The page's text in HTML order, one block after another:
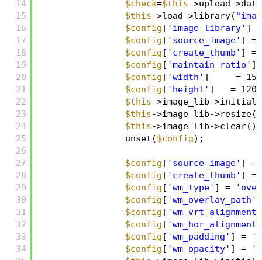
14
15
16
17
18
19
20
21
22
23
24
25
26
27
28
29
30
31
32
33
34
$check=$this->upload-
$this->load->library(
$config [ 'image_library' ]
$config [ 'source_image' ] =
$config [ 'create_thumb' ] =
$config [ 'maintain_ratio' ]
$config [ 'width' ]     =
$config [ 'height' ]   = 120;
$this->image_lib-
$this->image_lib-
$this->image_lib->clear();
unset($config);
$config [ 'source_image' ] =
$config [ 'create_thumb' ] =
$config [ 'wm_type' ] =
$config [ 'wm_overlay_path'
$config [ 'wm_vrt_alignment'
$config [ 'wm_hor_alignment'
$config [ 'wm_padding' ] =
$config [ 'wm_opacity' ] =